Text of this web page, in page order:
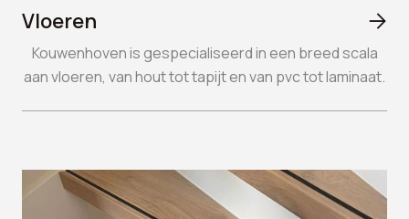
Vloeren

Kouwenhoven is gespecialiseerd in een breed scala
aan vloeren, van hout tot tapijt en van pvc tot laminaat.